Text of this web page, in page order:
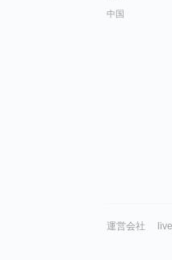
中国
運営会社